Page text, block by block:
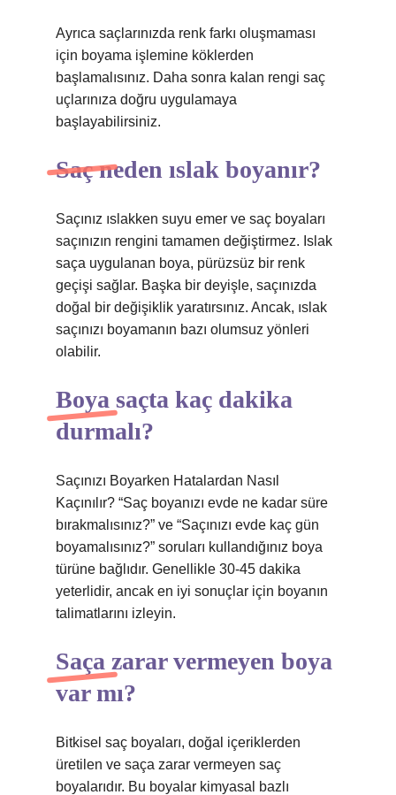
Ayrıca saçlarınızda renk farkı oluşmaması
için boyama işlemine köklerden
başlamalısınız. Daha sonra kalan rengi saç
uçlarınıza doğru uygulamaya
başlayabilirsiniz.
Saç neden ıslak boyanır?
Saçınız ıslakken suyu emer ve saç boyaları
saçınızın rengini tamamen değiştirmez. Islak
saça uygulanan boya, pürüzsüz bir renk
geçişi sağlar. Başka bir deyişle, saçınızda
doğal bir değişiklik yaratırsınız. Ancak, ıslak
saçınızı boyamanın bazı olumsuz yönleri
olabilir.
Boya saçta kaç dakika
durmalı?
Saçınızı Boyarken Hatalardan Nasıl
Kaçınılır? “Saç boyanızı evde ne kadar süre
bırakmalısınız?” ve “Saçınızı evde kaç gün
boyamalısınız?” soruları kullandığınız boya
türüne bağlıdır. Genellikle 30-45 dakika
yeterlidir, ancak en iyi sonuçlar için boyanın
talimatlarını izleyin.
Saça zarar vermeyen boya
var mı?
Bitkisel saç boyaları, doğal içeriklerden
üretilen ve saça zarar vermeyen saç
boyalarıdır. Bu boyalar kimyasal bazlı